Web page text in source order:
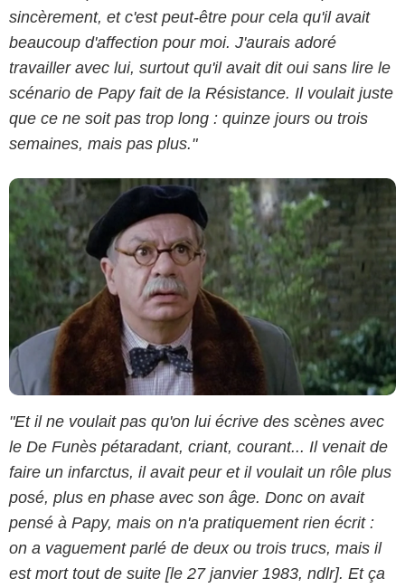
sincèrement, et c'est peut-être pour cela qu'il avait
beaucoup d'affection pour moi. J'aurais adoré
travailler avec lui, surtout qu'il avait dit oui sans lire le
scénario de Papy fait de la Résistance. Il voulait juste
que ce ne soit pas trop long : quinze jours ou trois
semaines, mais pas plus."
"Et il ne voulait pas qu'on lui écrive des scènes avec
le De Funès pétaradant, criant, courant... Il venait de
faire un infarctus, il avait peur et il voulait un rôle plus
posé, plus en phase avec son âge. Donc on avait
pensé à Papy, mais on n'a pratiquement rien écrit :
on a vaguement parlé de deux ou trois trucs, mais il
est mort tout de suite [le 27 janvier 1983, ndlr]. Et ça